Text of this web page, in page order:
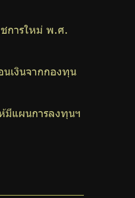
การใหม่ พ.ศ.
เงินจากกองทุน
มีแผนการลงทุนฯ